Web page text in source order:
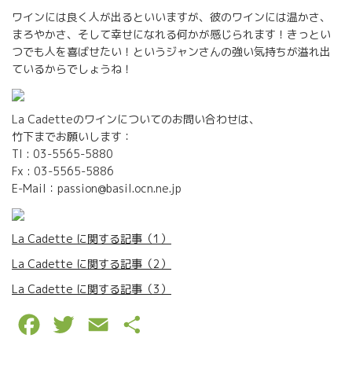
ワインには良く人が出るといいますが、彼のワインには温かさ、
まろやかさ、そして幸せになれる何かが感じられます！きっとい
つでも人を喜ばせたい！というジャンさんの強い気持ちが溢れ出
ているからでしょうね！
La Cadetteのワインについてのお問い合わせは、
竹下までお願いします：
Tl : 03-5565-5880
Fx : 03-5565-5886
E-Mail：passion@basil.ocn.ne.jp
La Cadette に関する記事（1）
La Cadette に関する記事（2）
La Cadette に関する記事（3）